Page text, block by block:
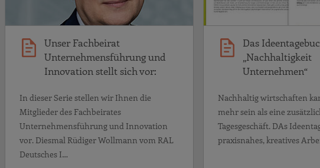
Unser Fachbeirat
Unternehmensführung und
Innovation stellt sich vor:
In dieser Serie stellen wir Ihnen die
Mitglieder des Fachbeirates
Unternehmensführung und Innovation
vor. Diesmal Rüdiger Wollmann vom RAL
Deutsches I…
Das
„Nachhaltigkeit
Unternehmen“
Nachhaltig wirtschaften
mehr sein als eine
Tagesgeschäft. DAs
praxisnahes, kreatives